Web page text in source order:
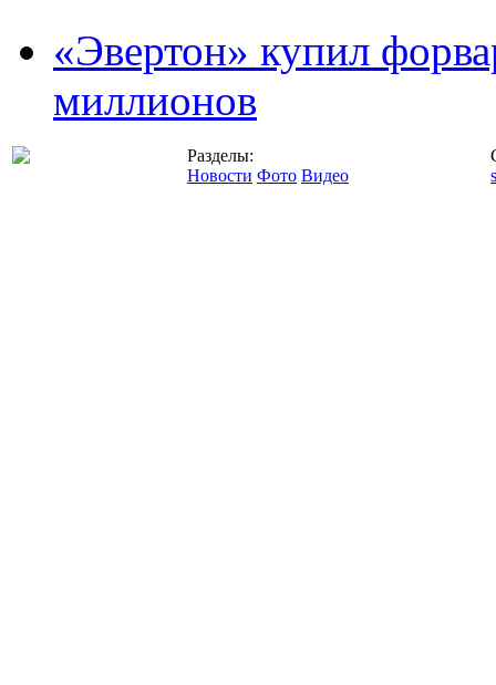
«Эвертон» купил
миллионов
Разделы:
Новости Фото Видео